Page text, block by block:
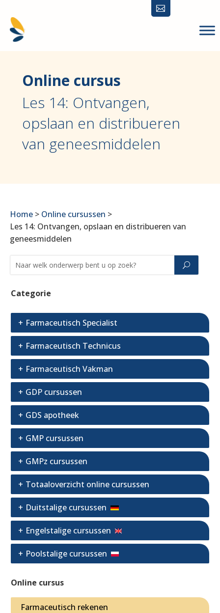

Online cursus
Les 14: Ontvangen,
opslaan en distribueren
van geneesmiddelen
Home > Online cursussen >
Les 14: Ontvangen, opslaan en distribueren van
geneesmiddelen
Categorie
Farmaceutisch Specialist
Farmaceutisch Technicus
Farmaceutisch Vakman
GDP cursussen
GDS apotheek
GMP cursussen
GMPz cursussen
Totaaloverzicht online cursussen
Duitstalige cursussen
Engelstalige cursussen
Poolstalige cursussen
Online cursus
Farmaceutisch rekenen